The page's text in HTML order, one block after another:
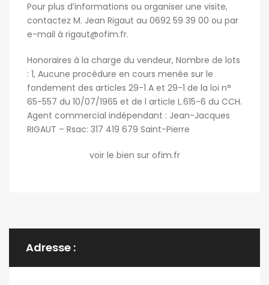
Pour plus d’informations ou organiser une visite,
contactez M. Jean Rigaut au 0692 59 39 00 ou par
e-mail à rigaut@ofim.fr.
Honoraires à la charge du vendeur, Nombre de lots
: 1, Aucune procédure en cours menée sur le
fondement des articles 29-1 A et 29-1 de la loi n°
65-557 du 10/07/1965 et de l article L.615-6 du CCH.
Agent commercial indépendant : Jean-Jacques
RIGAUT – Rsac: 317 419 679 Saint-Pierre
voir le bien sur ofim.fr
Adresse :